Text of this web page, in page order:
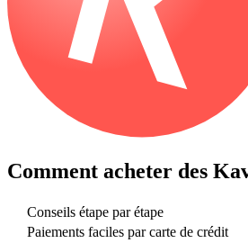
Comment acheter des
Conseils étape par étape
Paiements faciles par carte de crédit